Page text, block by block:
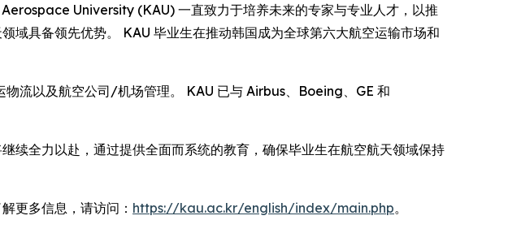
University (KAU) 一直致力于培养未来的专家与专业人才，以推
域具备领先优势。 KAU 毕业生在推动韩国成为全球第六大航空运输市场和
流以及航空公司/机场管理。 KAU 已与 Airbus、Boeing、GE 和
续全力以赴，通过提供全面而系统的教育，确保毕业生在航空航天领域保持
更多信息，请访问： https://kau.ac.kr/english/index/main.php。